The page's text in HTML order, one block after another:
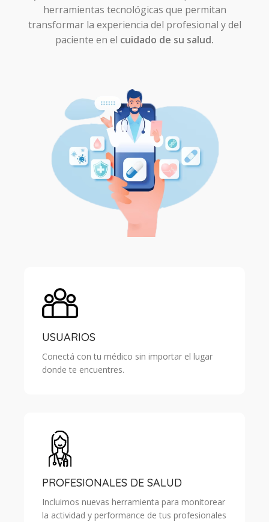
herramientas tecnológicas que permitan
transformar la experiencia del profesional y del
paciente en el cuidado de su salud.
USUARIOS
Conectá con tu médico sin importar el lugar
donde te encuentres.
PROFESIONALES DE SALUD
Incluimos nuevas herramienta para monitorear
la actividad y performance de tus profesionales